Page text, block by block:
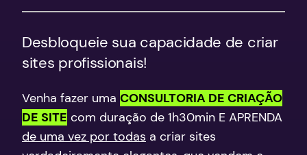
Desbloqueie sua capacidade de criar
sites profissionais!
Venha fazer uma CONSULTORIA DE CRIAÇÃO
DE SITE com duração de 1h30min E APRENDA
de uma vez por todas a criar sites